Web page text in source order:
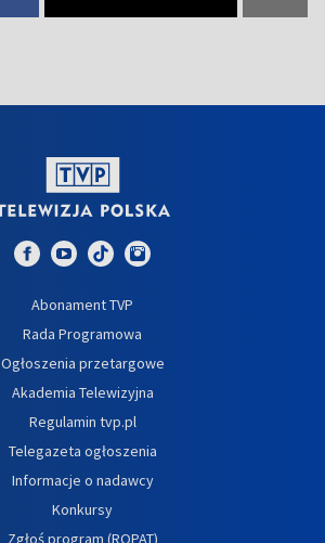
Abonament TVP
Rada Programowa
Ogłoszenia przetargowe
Akademia Telewizyjna
Regulamin tvp.pl
Telegazeta ogłoszenia
Informacje o nadawcy
Konkursy
Zgłoś program (ROPAT)